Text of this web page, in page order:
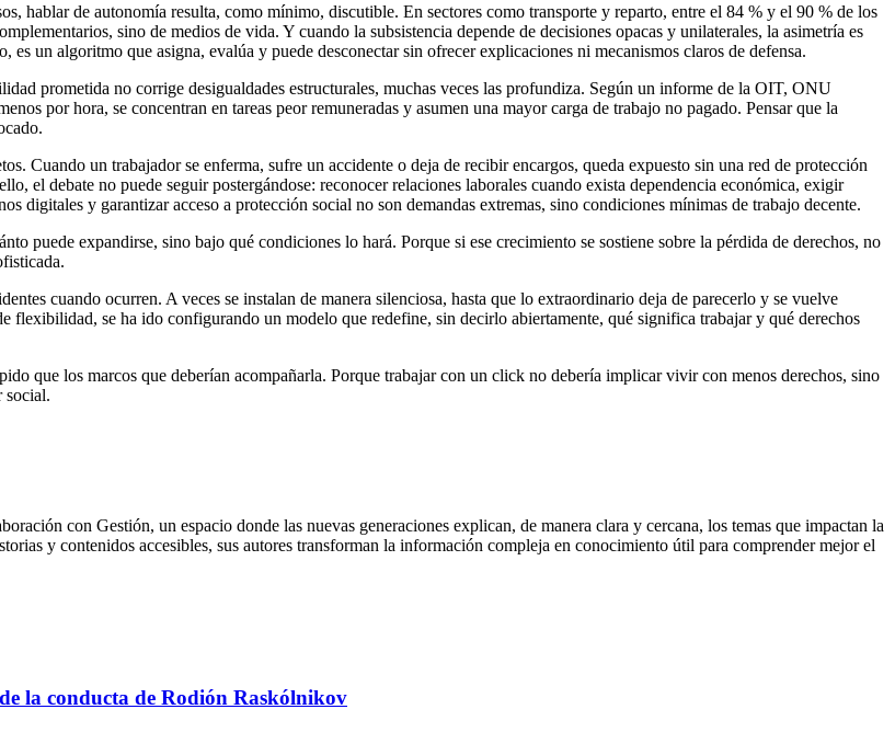
hablar de autonomía resulta, como mínimo, discutible. En sectores como transporte y reparto, entre el 84 % y el 90 % de los
sino de medios de vida. Y cuando la subsistencia depende de decisiones opacas y unilaterales, la asimetría es
un algoritmo que asigna, evalúa y puede desconectar sin ofrecer explicaciones ni mecanismos claros de defensa.
prometida no corrige desigualdades estructurales, muchas veces las profundiza. Según un informe de la OIT, ONU
por hora, se concentran en tareas peor remuneradas y asumen una mayor carga de trabajo no pagado. Pensar que la
Cuando un trabajador se enferma, sufre un accidente o deja de recibir encargos, queda expuesto sin una red de protección
el debate no puede seguir postergándose: reconocer relaciones laborales cuando exista dependencia económica, exigir
digitales y garantizar acceso a protección social no son demandas extremas, sino condiciones mínimas de trabajo decente.
puede expandirse, sino bajo qué condiciones lo hará. Porque si ese crecimiento se sostiene sobre la pérdida de derechos, no
cuando ocurren. A veces se instalan de manera silenciosa, hasta que lo extraordinario deja de parecerlo y se vuelve
se ha ido configurando un modelo que redefine, sin decirlo abiertamente, qué significa trabajar y qué derechos
que los marcos que deberían acompañarla. Porque trabajar con un click no debería implicar vivir con menos derechos, sino
social.
con Gestión, un espacio donde las nuevas generaciones explican, de manera clara y cercana, los temas que impactan la
y contenidos accesibles, sus autores transforman la información compleja en conocimiento útil para comprender mejor el
la conducta de Rodión Raskólnikov